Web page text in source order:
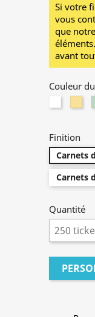
Si votre
vous
que
avant
Couleur
Finition
Carnets
Carnets
Quantité